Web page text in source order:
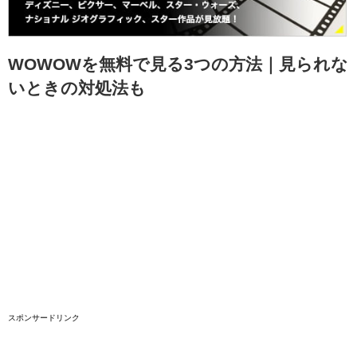
WOWOWを無料で見る3つの方法｜見られな
いときの対処法も
スポンサードリンク